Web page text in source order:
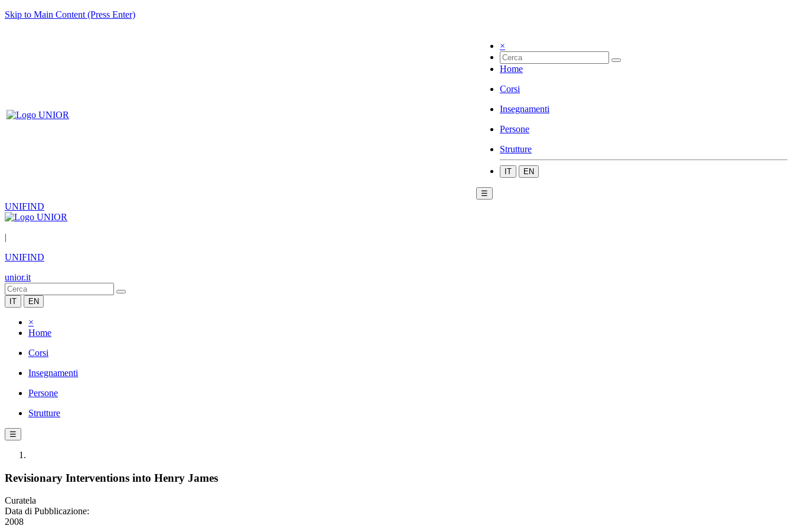
Skip to Main Content (Press Enter)
×
Home
Corsi
Insegnamenti
Persone
Strutture
IT EN
☰
UNIFIND
|
UNIFIND
unior.it
IT EN
×
Home
Corsi
Insegnamenti
Persone
Strutture
☰
Revisionary Interventions into Henry James
Curatela
Data di Pubblicazione:
2008